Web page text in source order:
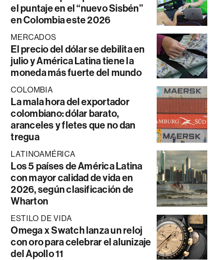
el puntaje en el “nuevo Sisbén”
en Colombia este 2026
MERCADOS
El precio del dólar se debilita en
julio y América Latina tiene la
moneda más fuerte del mundo
COLOMBIA
La mala hora del exportador
colombiano: dólar barato,
aranceles y fletes que no dan
tregua
LATINOAMÉRICA
Los 5 países de América Latina
con mayor calidad de vida en
2026, según clasificación de
Wharton
ESTILO DE VIDA
Omega x Swatch lanza un reloj
con oro para celebrar el alunizaje
del Apollo 11